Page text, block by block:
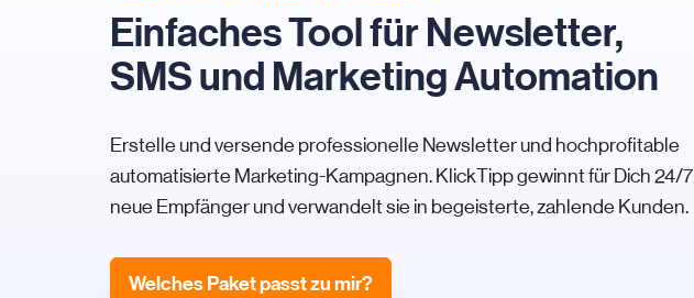
Einfaches Tool für Newsletter,
SMS und Marketing Automation
Erstelle und versende professionelle Newsletter und hochprofitable
automatisierte Marketing-Kampagnen. KlickTipp gewinnt für Dich 24/7
neue Empfänger und verwandelt sie in begeisterte, zahlende Kunden.
Welches Paket passt zu mir?